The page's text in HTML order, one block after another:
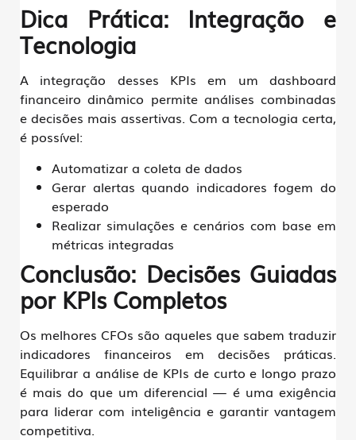
Dica Prática: Integração e
Tecnologia
A integração desses KPIs em um dashboard
financeiro dinâmico permite análises combinadas
e decisões mais assertivas. Com a tecnologia certa,
é possível:
Automatizar a coleta de dados
Gerar alertas quando indicadores fogem do
esperado
Realizar simulações e cenários com base em
métricas integradas
Conclusão: Decisões Guiadas
por KPIs Completos
Os melhores CFOs são aqueles que sabem traduzir
indicadores financeiros em decisões práticas.
Equilibrar a análise de KPIs de curto e longo prazo
é mais do que um diferencial — é uma exigência
para liderar com inteligência e garantir vantagem
competitiva.